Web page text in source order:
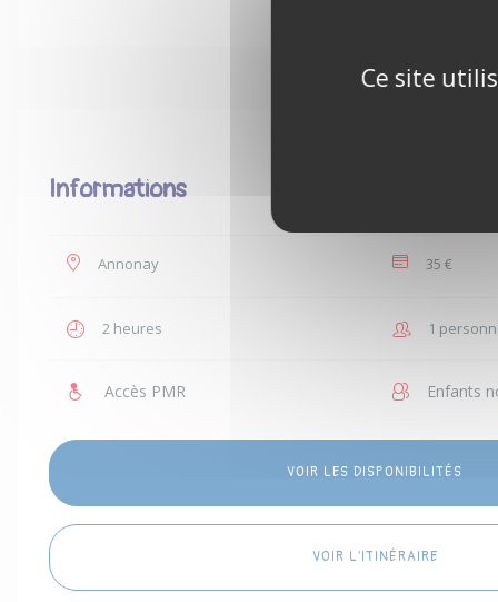
Informations
Annonay 35 €
2 heures 1
Accès PMR Enfants
VOIR LES DISPONIBILITÉS
VOIR L'ITINÉRAIRE
Ce site